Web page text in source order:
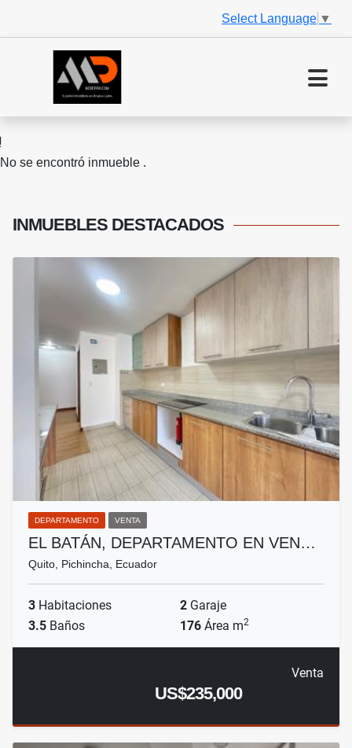
Select Language ▼
No se encontró inmueble .
INMUEBLES DESTACADOS
DEPARTAMENTO VENTA
EL BATÁN, DEPARTAMENTO EN VEN…
Quito, Pichincha, Ecuador
3 Habitaciones 2 Garaje
3.5 Baños 176 Área m2
Venta
US$235,000